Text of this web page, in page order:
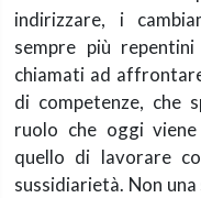
indirizzare, i
sempre più
chiamati ad
di competenze, che
ruolo che oggi
quello di lavorare
sussidiarietà. Non